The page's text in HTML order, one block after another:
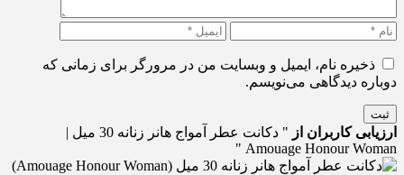
ذخیره نام، ایمیل و وبسایت من در مرورگر برای زمانی که
دوباره دیدگاهی می‌نویسم.
ثبت
ارزیابی کاربران از
" دکانت عطر آمواج هانر زنانه 30 میل |
Amouage Honour Woman "